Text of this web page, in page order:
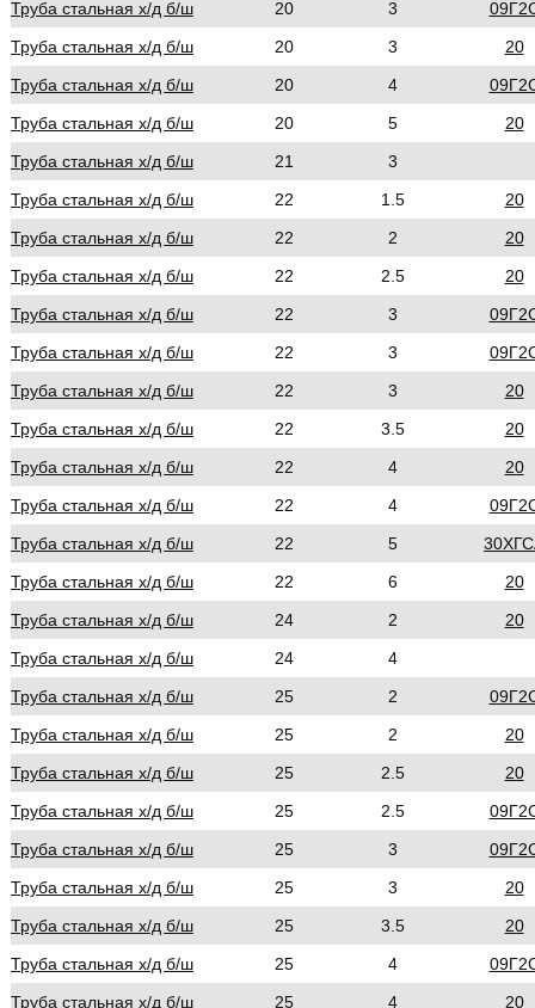
Труба стальная х/д б/ш
20 3
Труба стальная х/д б/ш
20 3
20
Труба стальная х/д б/ш
20 4
Труба стальная х/д б/ш
20 5
20
Труба стальная х/д б/ш
21
3
Труба стальная х/д б/ш
22 1.5
20
Труба стальная х/д б/ш
22 2
20
Труба стальная х/д б/ш
22 2.5
20
Труба стальная х/д б/ш
22 3
Труба стальная х/д б/ш
22 3
Труба стальная х/д б/ш
22 3
20
Труба стальная х/д б/ш
22 3.5
20
Труба стальная х/д б/ш
22 4
20
Труба стальная х/д б/ш
22 4
Труба стальная х/д б/ш
22 5
Труба стальная х/д б/ш
22 6
20
Труба стальная х/д б/ш
24 2
20
Труба стальная х/д б/ш
24
4
Труба стальная х/д б/ш
25 2
Труба стальная х/д б/ш
25 2
20
Труба стальная х/д б/ш
25 2.5
20
Труба стальная х/д б/ш
25 2.5
Труба стальная х/д б/ш
25 3
Труба стальная х/д б/ш
25 3
20
Труба стальная х/д б/ш
25 3.5
20
Труба стальная х/д б/ш
25 4
Труба стальная х/д б/ш
25 4
20